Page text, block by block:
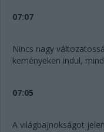
07:07
Nincs nagy
keményeken indul,
07:05
A világbajnokságot